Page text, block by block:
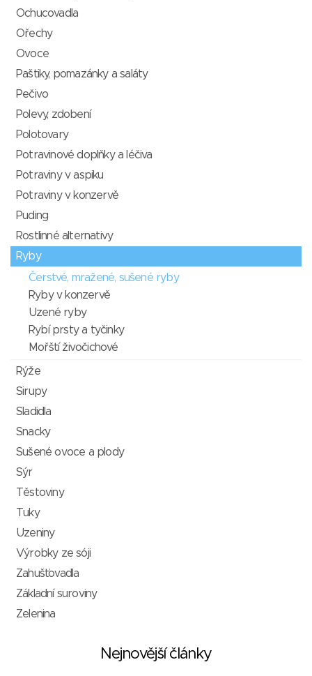
Ochucovadla
Ořechy
Ovoce
Paštiky, pomazánky a saláty
Pečivo
Polevy, zdobení
Polotovary
Potravinové doplňky a léčiva
Potraviny v aspiku
Potraviny v konzervě
Puding
Rostlinné alternativy
Ryby
Čerstvé, mražené, sušené ryby
Ryby v konzervě
Uzené ryby
Rybí prsty a tyčinky
Mořští živočichové
Rýže
Sirupy
Sladidla
Snacky
Sušené ovoce a plody
Sýr
Těstoviny
Tuky
Uzeniny
Výrobky ze sóji
Zahušťovadla
Základní suroviny
Zelenina
Nejnovější články